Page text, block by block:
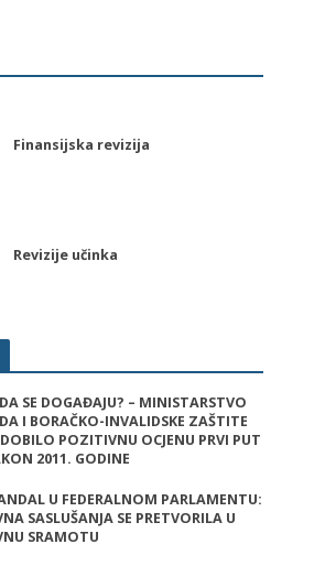
Finansijska revizija
Revizije učinka
SE DOGAĐAJU? – MINISTARSTVO
I BORAČKO-INVALIDSKE ZAŠTITE
DOBILO POZITIVNU OCJENU PRVI PUT
2011. GODINE
U FEDERALNOM PARLAMENTU:
SASLUŠANJA SE PRETVORILA U
SRAMOTU